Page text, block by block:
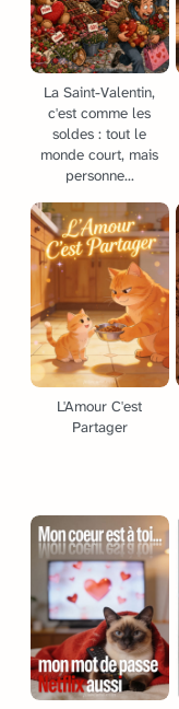
La Saint-Valentin,
c'est comme les
soldes : tout le
monde court, mais
personne...
L'Amour C'est
Partager